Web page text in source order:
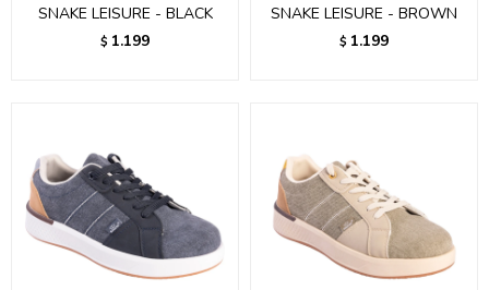
SNAKE LEISURE - BLACK
$ 1.199
SNAKE LEISURE - BROWN
$ 1.199